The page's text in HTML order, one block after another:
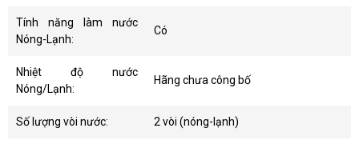
Tính năng làm nước
Nóng-Lạnh:
Có
Nhiệt độ nước
Nóng/Lạnh:
Hãng chưa công bố
Số lượng vòi nước: 2 vòi (nóng-lạnh)